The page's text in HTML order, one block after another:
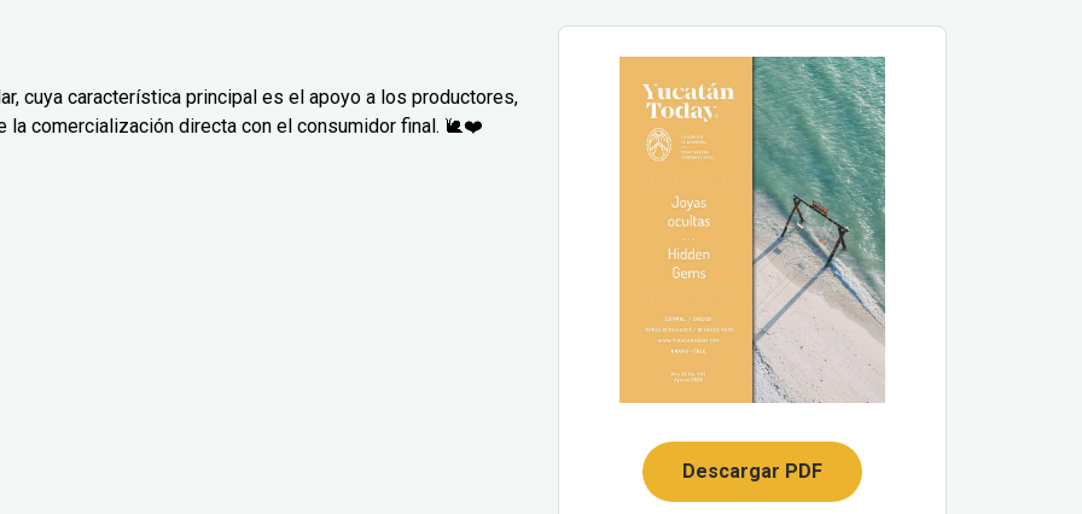
cuya característica principal es el apoyo a los productores,
comercialización directa con el consumidor final. 🐌❤️
Descargar PDF